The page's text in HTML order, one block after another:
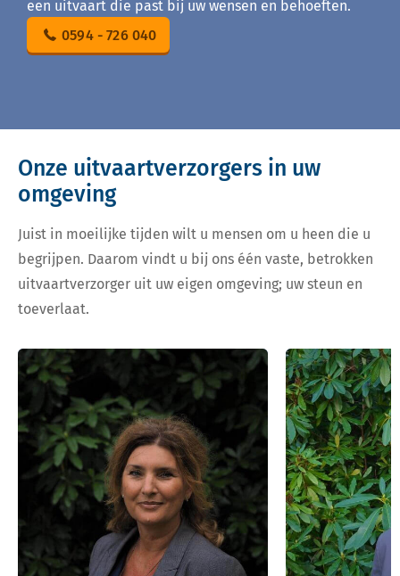
een uitvaart die past bij uw wensen en behoeften.
0594 - 726 040
Onze uitvaartverzorgers in uw
omgeving
Juist in moeilijke tijden wilt u mensen om u heen die u
begrijpen. Daarom vindt u bij ons één vaste, betrokken
uitvaartverzorger uit uw eigen omgeving; uw steun en
toeverlaat.